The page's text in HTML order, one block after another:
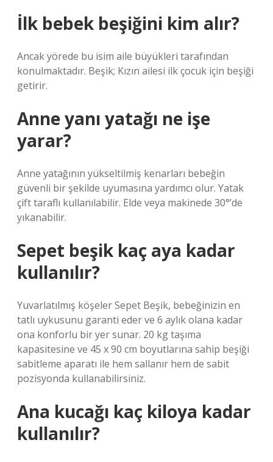
İlk bebek beşiğini kim alır?
Ancak yörede bu isim aile büyükleri tarafından
konulmaktadır. Beşik; Kızın ailesi ilk çocuk için beşiği
getirir.
Anne yanı yatağı ne işe
yarar?
Anne yatağının yükseltilmiş kenarları bebeğin
güvenli bir şekilde uyumasına yardımcı olur. Yatak
çift taraflı kullanılabilir. Elde veya makinede 30°’de
yıkanabilir.
Sepet beşik kaç aya kadar
kullanılır?
Yuvarlatılmış köşeler Sepet Beşik, bebeğinizin en
tatlı uykusunu garanti eder ve 6 aylık olana kadar
ona konforlu bir yer sunar. 20 kg taşıma
kapasitesine ve 45 x 90 cm boyutlarına sahip beşiği
sabitleme aparatı ile hem sallanır hem de sabit
pozisyonda kullanabilirsiniz.
Ana kucağı kaç kiloya kadar
kullanılır?